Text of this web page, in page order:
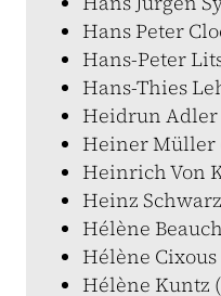
Hans Peter
Hans-Peter
Hans-Thies
Heidrun Adler
Heiner Müller
Heinrich Von
Heinz
Hélène
Hélène Cixous
Hélène Kuntz